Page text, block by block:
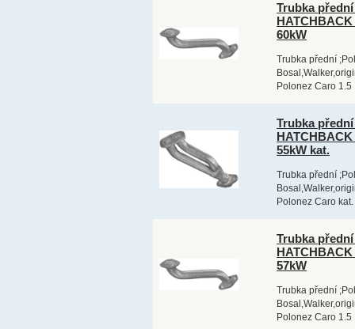
Trubka
HATCHBACK
60kW
Trubka přední
Polonez Caro 1.5
Trubka
HATCHBACK
55kW kat.
Trubka přední
Polonez Caro kat.
Trubka
HATCHBACK
57kW
Trubka přední
Polonez Caro 1.5